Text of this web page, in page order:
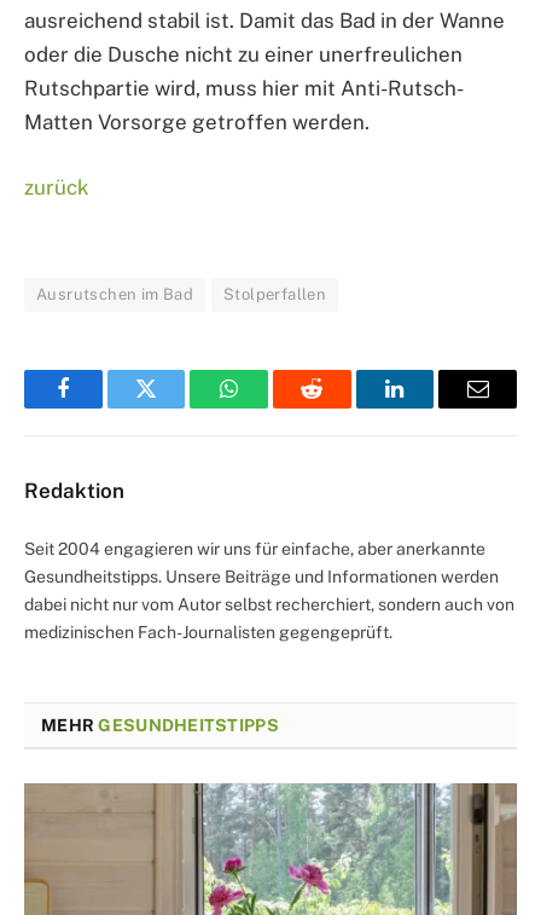
ausreichend stabil ist. Damit das Bad in der Wanne
oder die Dusche nicht zu einer unerfreulichen
Rutschpartie wird, muss hier mit Anti-Rutsch-
Matten Vorsorge getroffen werden.
zurück
Ausrutschen im Bad Stolperfallen
FacebookTwitter WhatsAppReddit LinkedInEmail
Redaktion
Seit 2004 engagieren wir uns für einfache, aber anerkannte
Gesundheitstipps. Unsere Beiträge und Informationen werden
dabei nicht nur vom Autor selbst recherchiert, sondern auch von
medizinischen Fach-Journalisten gegengeprüft.
MEHRGESUNDHEITSTIPPS